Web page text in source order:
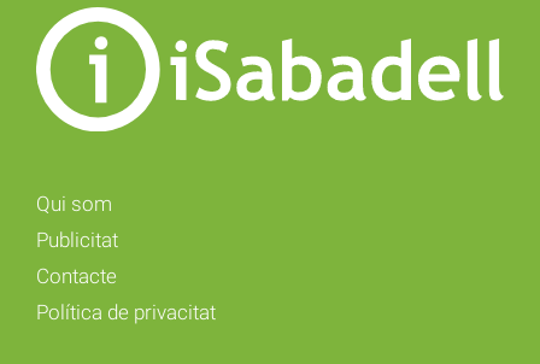
Qui som
Publicitat
Contacte
Política de privacitat